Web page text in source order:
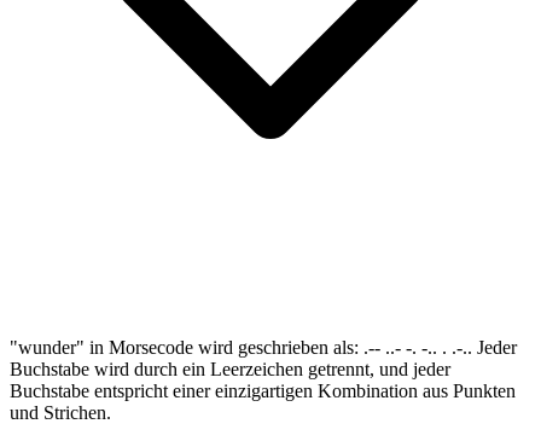
"wunder" in Morsecode wird geschrieben als: .-- ..- -. -.. . .-.. Jeder
Buchstabe wird durch ein Leerzeichen getrennt, und jeder
Buchstabe entspricht einer einzigartigen Kombination aus Punkten
und Strichen.